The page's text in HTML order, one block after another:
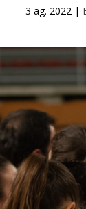
3 ag. 2022 |